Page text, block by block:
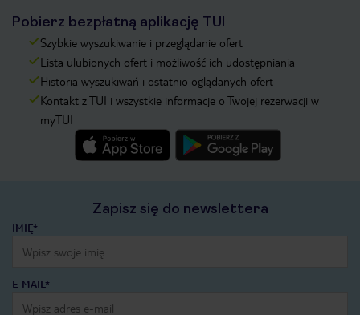
Pobierz bezpłatną aplikację TUI
Szybkie wyszukiwanie i przeglądanie ofert
Lista ulubionych ofert i możliwość ich udostępniania
Historia wyszukiwań i ostatnio oglądanych ofert
Kontakt z TUI i wszystkie informacje o Twojej rezerwacji w
myTUI
Zapisz się do newslettera
IMIĘ*
E-MAIL*